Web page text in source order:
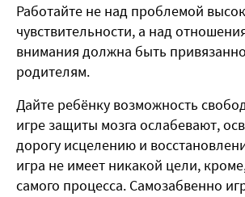
Работайте не над проблемой
чувствительности, а над
внимания должна быть
родителям.
Дайте ребёнку возможность
игре защиты мозга ослабевают,
дорогу исцелению и
игра не имеет никакой цели,
самого процесса. Самозабвенно